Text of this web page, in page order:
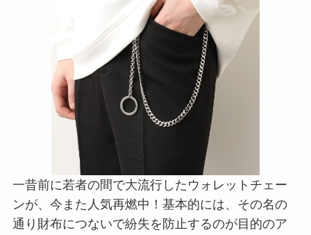
一昔前に若者の間で大流行したウォレットチェー
ンが、今また人気再燃中！基本的には、その名の
通り財布につないで紛失を防止するのが目的のア